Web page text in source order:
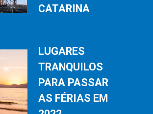
CATARINA
LUGARES
TRANQUILOS
PARA PASSAR
AS FÉRIAS EM